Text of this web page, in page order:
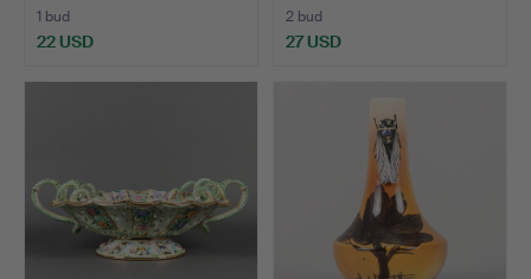
1 bud
22 USD
2 bud
27 USD